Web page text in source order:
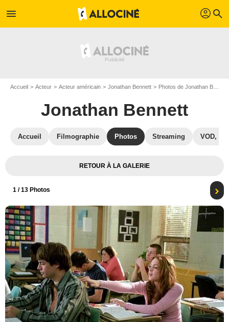
menu profil search
Accueil Acteur Acteur américain Jonathan Bennett Photos de Jonathan Bennett
Jonathan Bennett
Accueil Filmographie Photos Streaming VOD,
RETOUR À LA GALERIE
1 / 13 Photos